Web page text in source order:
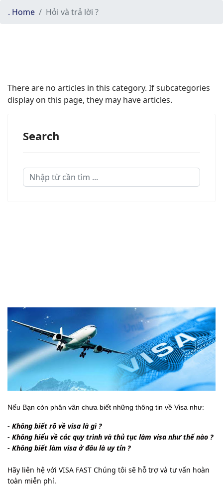
. Home Hỏi và trả lời ?
There are no articles in this category. If subcategories
display on this page, they may have articles.
Search
Search
...
Nếu Bạn còn phân vân chưa biết những thông tin về Visa như:
- Không biết rõ về visa là gì ?
- Không hiểu về các quy trình và thủ tục làm visa như thế nào ?
- Không biết làm visa ở đâu là uy tín ?
Hãy liên hệ với VISA FAST Chúng tôi sẽ hỗ trợ và tư vấn hoàn
toàn miễn phí.